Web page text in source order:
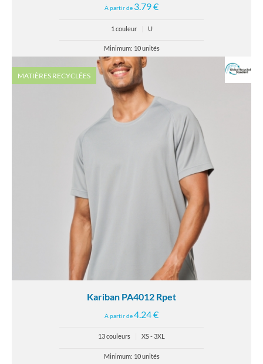
À partir de 3.79 €
1 couleur U
Minimum: 10 unités
MATIÈRES RECYCLÉES
Kariban PA4012 Rpet
À partir de4.24 €
13 couleurs XS - 3XL
Minimum: 10 unités